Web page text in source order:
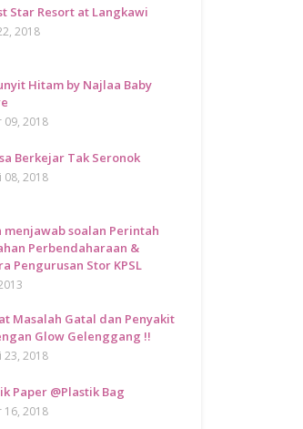
Star Resort at Langkawi
2018
Hitam by Najlaa Baby
09, 2018
Berkejar Tak Seronok
08, 2018
menjawab soalan Perintah
Perbendaharaan &
Pengurusan Stor KPSL
Masalah Gatal dan Penyakit
Glow Gelenggang !!
23, 2018
Paper @Plastik Bag
16, 2018